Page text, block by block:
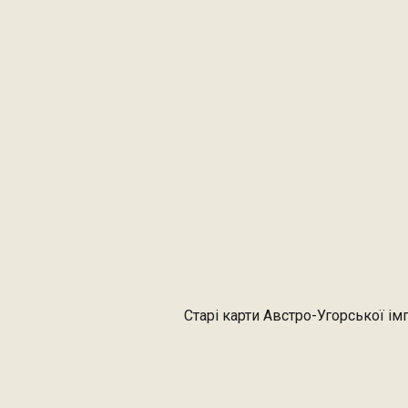
Старі карти Австро-Угорської